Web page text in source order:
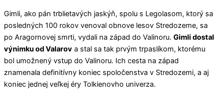
Gimli, ako pán trblietavých jaskýň, spolu s Legolasom, ktorý sa
posledných 100 rokov venoval obnove lesov Stredozeme, sa
po Aragornovej smrti, vydali na západ do Valinoru. Gimli dostal
výnimku od Valarov a stal sa tak prvým trpaslíkom, ktorému
bol umožnený vstup do Valinoru. Ich cesta na západ
znamenala definitívny koniec spoločenstva v Stredozemi, a aj
koniec jednej veľkej éry Tolkienovho univerza.